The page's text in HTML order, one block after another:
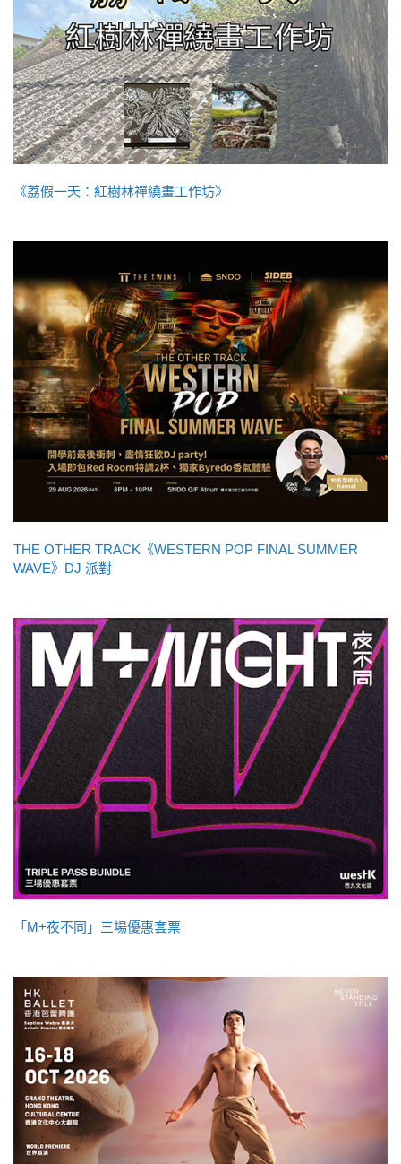
《荔假一天：紅樹林禪繞畫工作坊》
THE OTHER TRACK《WESTERN POP FINAL SUMMER
WAVE》DJ 派對
「M+夜不同」三場優惠套票